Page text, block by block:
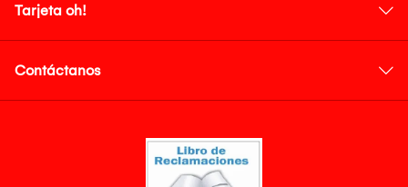
Tarjeta oh!
Contáctanos